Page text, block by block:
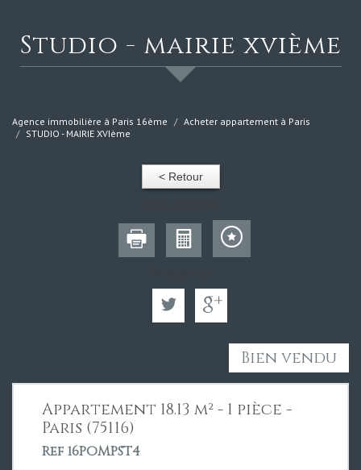
studio - mairie xvième
Agence immobilière à Paris 16ème
Acheter appartement à Paris
STUDIO - MAIRIE XVIème
< Retour
Bien vendu
Appartement 18.13 m² - 1 pièce -
Paris (75116)
Ref 16POMPST4